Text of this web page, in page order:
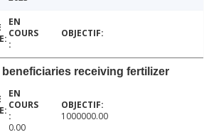
beneficiaries receiving fertilizer
0.00
1000000.00